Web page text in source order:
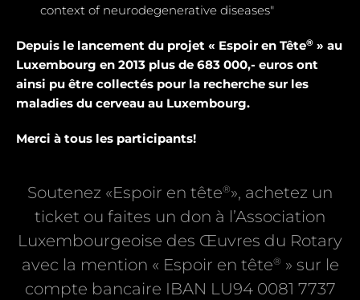
context of neurodegenerative diseases"
Depuis le lancement du projet « Espoir en Tête® » au
Luxembourg en 2013 plus de 683 000,- euros ont
ainsi pu être collectés pour la recherche sur les
maladies du cerveau au Luxembourg.
Merci à tous les participants!
Soutenez «Espoir en tête®», achetez un
ticket ou faites un don à l’Association
Luxembourgeoise des Œuvres du Rotary
avec la mention « Espoir en tête® » sur le
compte bancaire IBAN LU94 0081 7737